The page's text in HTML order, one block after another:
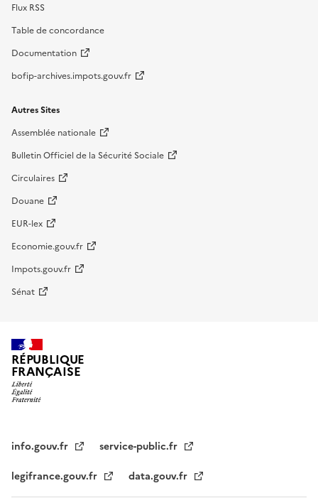
Flux RSS
Table de concordance
Documentation
bofip-archives.impots.gouv.fr
Autres Sites
Assemblée nationale
Bulletin Officiel de la Sécurité Sociale
Circulaires
Douane
EUR-lex
Economie.gouv.fr
Impots.gouv.fr
Sénat
RÉPUBLIQUE
FRANÇAISE
info.gouv.fr
service-public.fr
legifrance.gouv.fr
data.gouv.fr